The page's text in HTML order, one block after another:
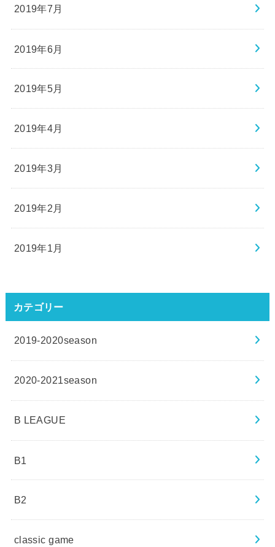
2019年7月
2019年6月
2019年5月
2019年4月
2019年3月
2019年2月
2019年1月
カテゴリー
2019-2020season
2020-2021season
B LEAGUE
B1
B2
classic game